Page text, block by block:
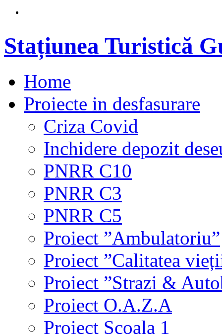
Stațiunea Turistică
Home
Proiecte in desfasurare
Criza Covid
Inchidere depozit
PNRR C10
PNRR C3
PNRR C5
Proiect ”Ambulatoriu”
Proiect ”Calitatea
Proiect ”Strazi &
Proiect O.A.Z.A
Proiect Scoala 1